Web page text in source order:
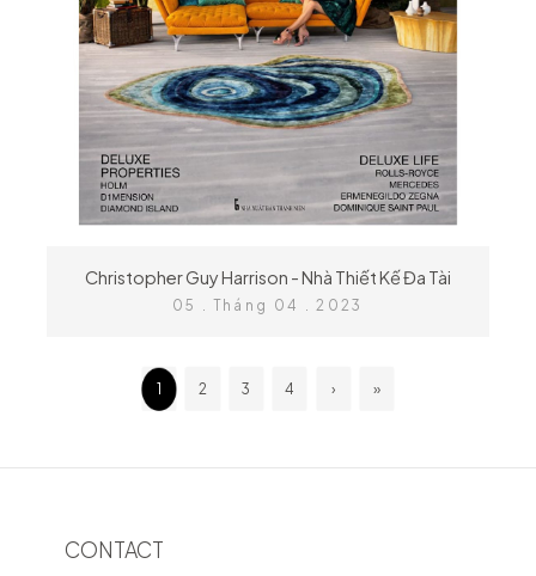
Christopher Guy Harrison - Nhà Thiết Kế Đa Tài
05 . Tháng 04 . 2023
1 2 3 4 › »
CONTACT